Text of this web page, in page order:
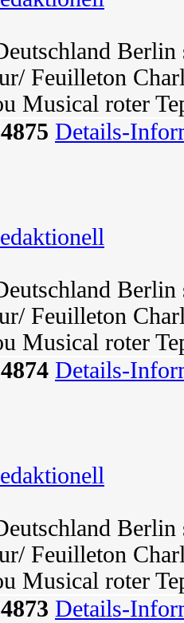
Berlin
Feuilleton
Musical roter
Details-
Berlin
Feuilleton
Musical roter
Details-
Berlin
Feuilleton
Musical roter
Details-